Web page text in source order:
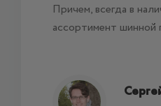
Причем, всегда в
ассортимент шинной